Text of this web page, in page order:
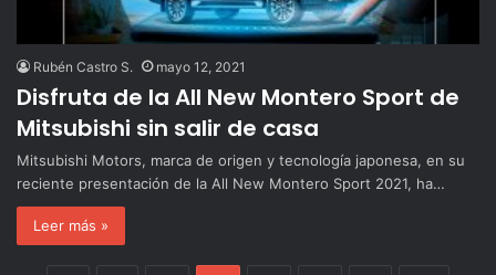
Rubén Castro S. mayo 12, 2021
Disfruta de la All New Montero Sport de
Mitsubishi sin salir de casa
Mitsubishi Motors, marca de origen y tecnología japonesa, en su
reciente presentación de la All New Montero Sport 2021, ha…
Leer más »